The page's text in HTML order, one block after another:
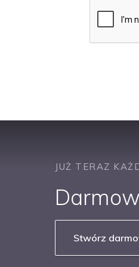
JUŻ TERAZ
Stwórz